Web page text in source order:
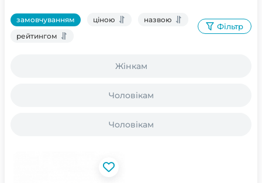
замовчуванням ціною
назвою
рейтингом
Фільтр
Жінкам
Чоловікам
Чоловікам